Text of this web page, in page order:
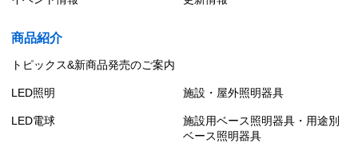
商品紹介
トピックス&新商品発売のご案内
LED照明 施設・屋外照明器具
LED電球
施設用ベース照明器具・用途別
ベース照明器具